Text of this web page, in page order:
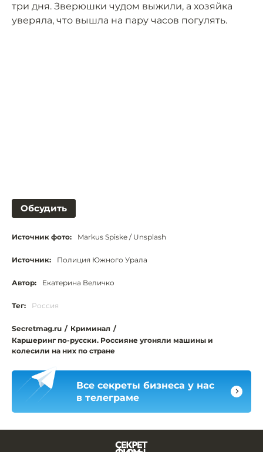
три дня. Зверюшки чудом выжили, а хозяйка
уверяла, что вышла на пару часов погулять.
Обсудить
Источник фото: Markus Spiske / Unsplash
Источник: Полиция Южного Урала
Автор: Екатерина Величко
Тег: Россия
Secretmag.ru / Криминал /
Каршеринг по-русски. Россияне угоняли машины и
колесили на них по стране
Все секреты бизнеса у нас
в телеграме